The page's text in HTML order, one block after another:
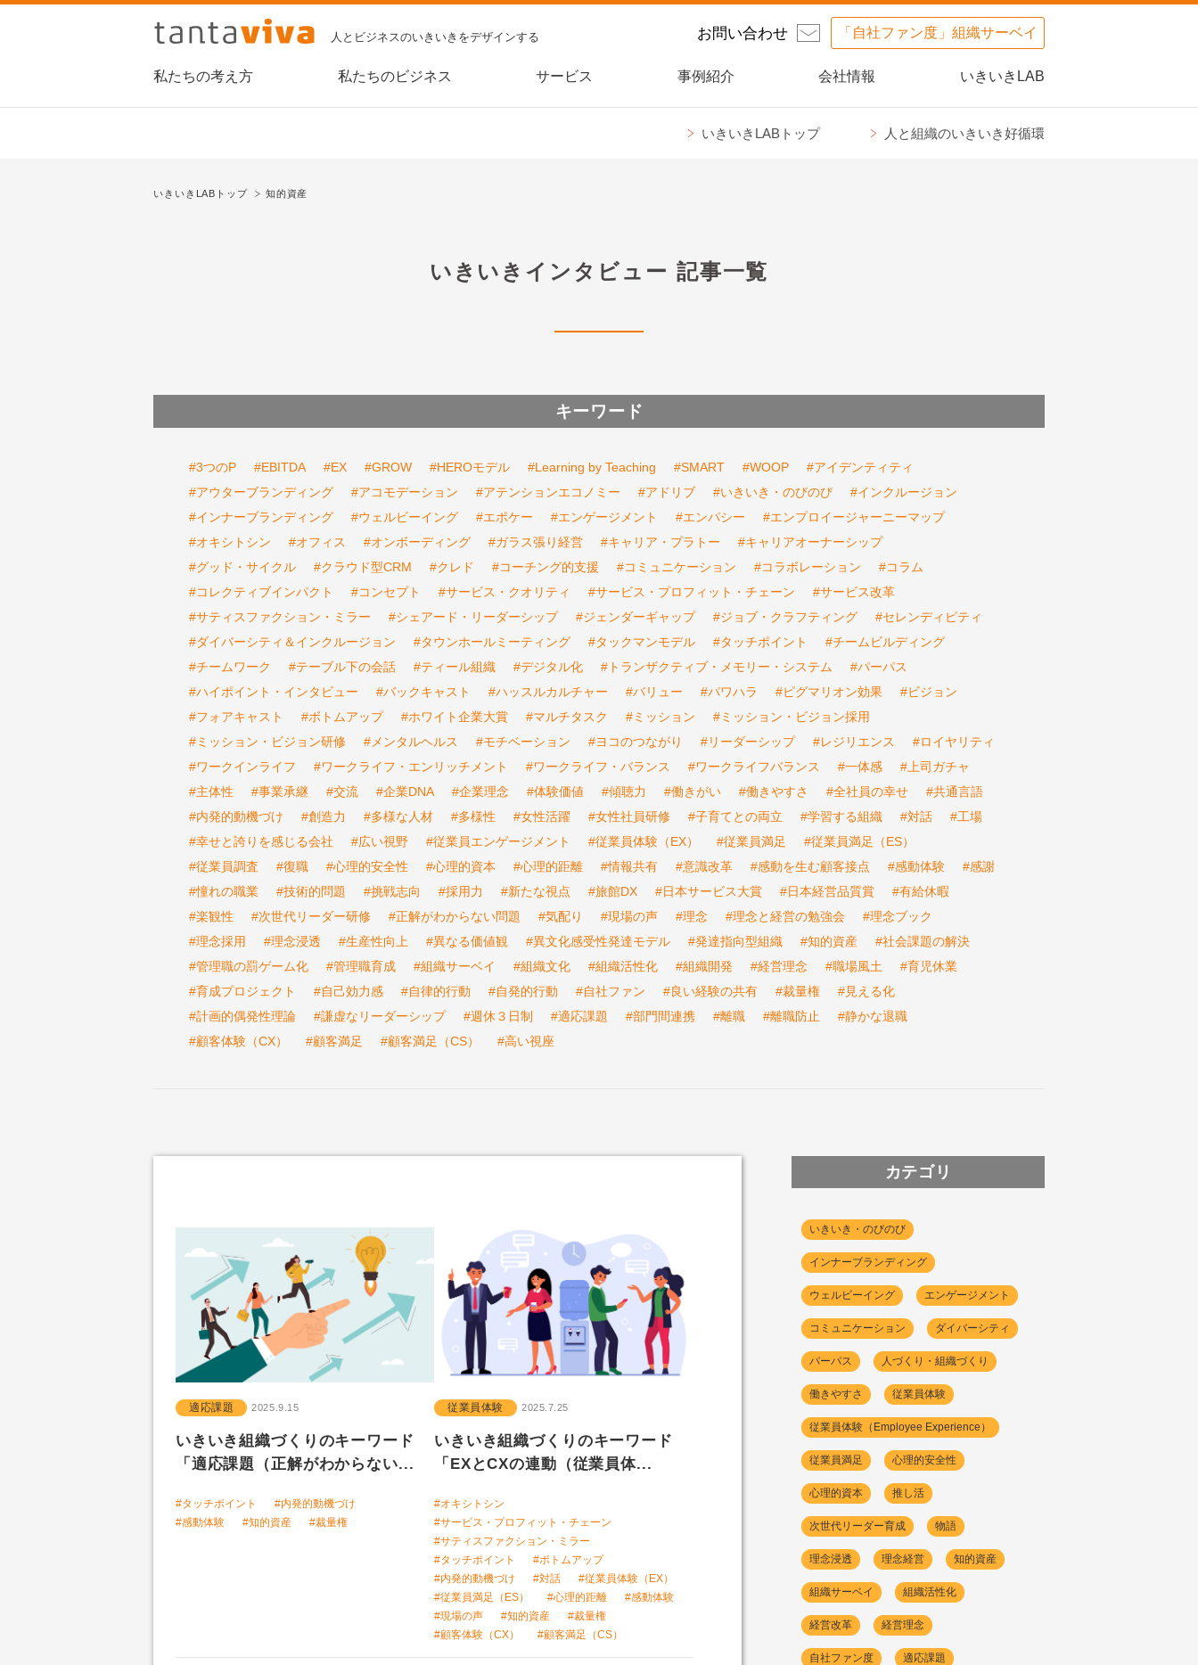
人とビジネスのいきいきをデザインする お問い合わせ 「自社ファン度」組織サーベイ
私たちの考え方 私たちのビジネス サービス 事例紹介 会社情報 いきいきLAB
いきいきLABトップ 人と組織のいきいき好循環
いきいきLABトップ 知的資産
いきいきインタビュー 記事一覧
キーワード
#3つのP #EBITDA #EX #GROW #HEROモデル #Learning by Teaching #SMART #WOOP
#アイデンティティ
#アウターブランディング
#アコモデーション #アテンションエコノミー #アドリブ #いきいき・のびのび
#インクルージョン
#インナーブランディング
#ウェルビーイング #エポケー #エンゲージメント #エンパシー
#エンプロイージャーニーマップ
#オキシトシン
#オフィス #オンボーディング #ガラス張り経営 #キャリア・プラトー
#キャリアオーナーシップ
#グッド・サイクル
#クラウド型CRM #クレド #コーチング的支援 #コミュニケーション #コラボレーション
#コラム
#コレクティブインパクト
#コンセプト #サービス・クオリティ #サービス・プロフィット・チェーン
#サービス改革
#サティスファクション・ミラー
#シェアード・リーダーシップ #ジェンダーギャップ #ジョブ・クラフティング
#セレンディピティ
#ダイバーシティ＆インクルージョン
#タウンホールミーティング #タックマンモデル #タッチポイント
#チームビルディング
#チームワーク
#テーブル下の会話 #ティール組織 #デジタル化 #トランザクティブ・メモリー・システム
#パーパス
#ハイポイント・インタビュー
#バックキャスト #ハッスルカルチャー #バリュー #パワハラ #ピグマリオン効果
#ビジョン
#フォアキャスト
#ボトムアップ #ホワイト企業大賞 #マルチタスク #ミッション
#ミッション・ビジョン採用
#ミッション・ビジョン研修
#メンタルヘルス #モチベーション #ヨコのつながり #リーダーシップ #レジリエンス
#ロイヤリティ
#ワークインライフ
#ワークライフ・エンリッチメント #ワークライフ・バランス #ワークライフバランス #一体感
#上司ガチャ
#主体性
#事業承継 #交流 #企業DNA #企業理念 #体験価値 #傾聴力 #働きがい #働きやすさ #全社員の幸せ
#共通言語
#内発的動機づけ
#創造力 #多様な人材 #多様性 #女性活躍 #女性社員研修 #子育てとの両立 #学習する組織 #対話
#工場
#幸せと誇りを感じる会社
#広い視野 #従業員エンゲージメント #従業員体験（EX） #従業員満足
#従業員満足（ES）
#従業員調査
#復職 #心理的安全性 #心理的資本 #心理的距離 #情報共有 #意識改革 #感動を生む顧客接点 #感動体験
#感謝
#憧れの職業
#技術的問題 #挑戦志向 #採用力 #新たな視点 #旅館DX #日本サービス大賞 #日本経営品質賞
#有給休暇
#楽観性
#次世代リーダー研修 #正解がわからない問題 #気配り #現場の声 #理念 #理念と経営の勉強会
#理念ブック
#理念採用
#理念浸透 #生産性向上 #異なる価値観 #異文化感受性発達モデル #発達指向型組織 #知的資産
#社会課題の解決
#管理職の罰ゲーム化
#管理職育成 #組織サーベイ #組織文化 #組織活性化 #組織開発 #経営理念 #職場風土
#育児休業
#育成プロジェクト
#自己効力感 #自律的行動 #自発的行動 #自社ファン #良い経験の共有 #裁量権
#見える化
#計画的偶発性理論
#謙虚なリーダーシップ #週休３日制 #適応課題 #部門間連携 #離職 #離職防止
#静かな退職
#顧客体験（CX）
#顧客満足 #顧客満足（CS） #高い視座
適応課題 2025.9.15
いきいき組織づくりのキーワード
「適応課題（正解がわからない...
#タッチポイント
#内発的動機づけ
#感動体験
#知的資産 #裁量権
従業員体験 2025.7.25
いきいき組織づくりのキーワード
「EXとCXの連動（従業員体...
#オキシトシン
#サービス・プロフィット・チェーン
#サティスファクション・ミラー
#タッチポイント
#ボトムアップ
#内発的動機づけ
#対話
#従業員体験（EX）
#従業員満足（ES）
#心理的距離
#感動体験
#現場の声
#知的資産
#裁量権
#顧客体験（CX）
#顧客満足（CS）
カテゴリ
いきいき・のびのび
インナーブランディング
ウェルビーイング エンゲージメント
コミュニケーション ダイバーシティ
パーパス 人づくり・組織づくり
働きやすさ 従業員体験
従業員体験（Employee Experience）
従業員満足 心理的安全性
心理的資本 推し活
次世代リーダー育成 物語
理念浸透 理念経営 知的資産
組織サーベイ 組織活性化
経営改革 経営理念
自社ファン度 適応課題